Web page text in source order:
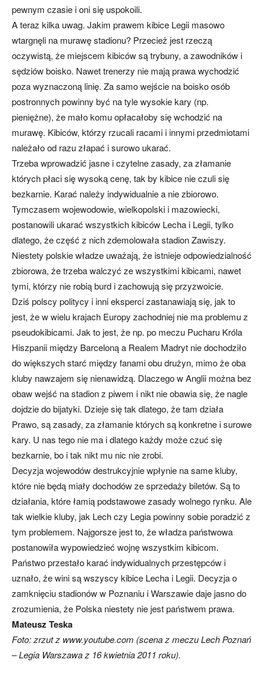
pewnym czasie i oni się uspokoili.
A teraz kilka uwag. Jakim prawem kibice Legii masowo
wtargnęli na murawę stadionu? Przecież jest rzeczą
oczywistą, że miejscem kibiców są trybuny, a zawodników i
sędziów boisko. Nawet trenerzy nie mają prawa wychodzić
poza wyznaczoną linię. Za samo wejście na boisko osób
postronnych powinny być na tyle wysokie kary (np.
pieniężne), że mało komu opłacałoby się wchodzić na
murawę. Kibiców, którzy rzucali racami i innymi przedmiotami
należało od razu złapać i surowo ukarać.
Trzeba wprowadzić jasne i czytelne zasady, za złamanie
których płaci się wysoką cenę, tak by kibice nie czuli się
bezkarnie. Karać należy indywidualnie a nie zbiorowo.
Tymczasem wojewodowie, wielkopolski i mazowiecki,
postanowili ukarać wszystkich kibiców Lecha i Legii, tylko
dlatego, że część z nich zdemolowała stadion Zawiszy.
Niestety polskie władze uważają, że istnieje odpowiedzialność
zbiorowa, że trzeba walczyć ze wszystkimi kibicami, nawet
tymi, którzy nie robią burd i zachowują się przyzwoicie.
Dziś polscy politycy i inni eksperci zastanawiają się, jak to
jest, że w wielu krajach Europy zachodniej nie ma problemu z
pseudokibicami. Jak to jest, że np. po meczu Pucharu Króla
Hiszpanii między Barceloną a Realem Madryt nie dochodziło
do większych starć między fanami obu drużyn, mimo że oba
kluby nawzajem się nienawidzą. Dlaczego w Anglii można bez
obaw wejść na stadion z piwem i nikt nie obawia się, że nagle
dojdzie do bijatyki. Dzieje się tak dlatego, że tam działa
Prawo, są zasady, za złamanie których są konkretne i surowe
kary. U nas tego nie ma i dlatego każdy może czuć się
bezkarnie, bo i tak nikt mu nic nie zrobi.
Decyzja wojewodów destrukcyjnie wpłynie na same kluby,
które nie będą miały dochodów ze sprzedaży biletów. Są to
działania, które łamią podstawowe zasady wolnego rynku. Ale
tak wielkie kluby, jak Lech czy Legia powinny sobie poradzić z
tym problemem. Najgorsze jest to, że władza państwowa
postanowiła wypowiedzieć wojnę wszystkim kibicom.
Państwo przestało karać indywidualnych przestępców i
uznało, że wini są wszyscy kibice Lecha i Legii. Decyzja o
zamknięciu stadionów w Poznaniu i Warszawie daje jasno do
zrozumienia, że Polska niestety nie jest państwem prawa.
Mateusz Teska
Foto: zrzut z www.youtube.com (scena z meczu Lech Poznań
– Legia Warszawa z 16 kwietnia 2011 roku).